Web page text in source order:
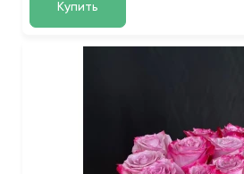
Купить